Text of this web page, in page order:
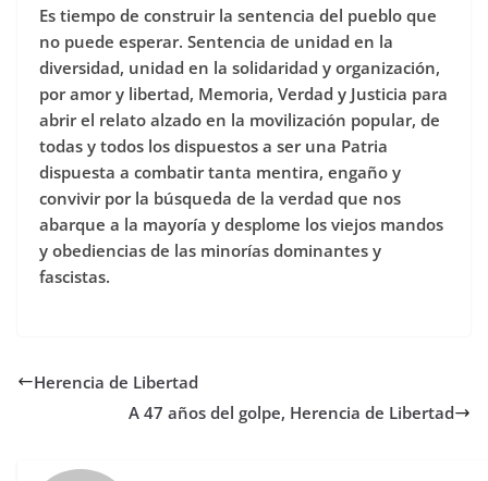
Es tiempo de construir la sentencia del pueblo que
no puede esperar. Sentencia de unidad en la
diversidad, unidad en la solidaridad y organización,
por amor y libertad, Memoria, Verdad y Justicia para
abrir el relato alzado en la movilización popular, de
todas y todos los dispuestos a ser una Patria
dispuesta a combatir tanta mentira, engaño y
convivir por la búsqueda de la verdad que nos
abarque a la mayoría y desplome los viejos mandos
y obediencias de las minorías dominantes y
fascistas.
Herencia de Libertad
A 47 años del golpe, Herencia de Libertad